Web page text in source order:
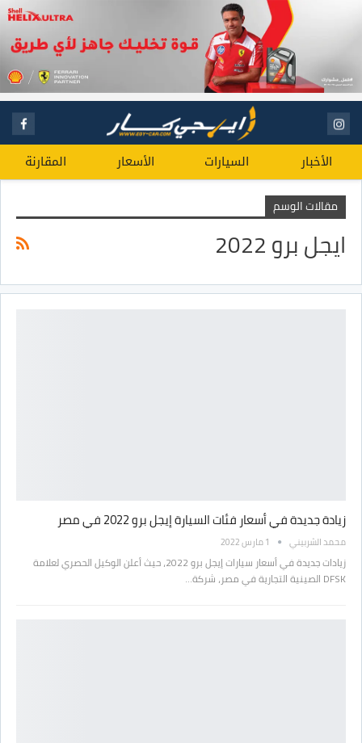
الأخبار السيارات الأسعار المقارنة
مقالات الوسم
ايجل برو 2022
زيادة جديدة في أسعار فئات السيارة إيجل برو 2022 في مصر
محمد الشربيني 1 مارس 2022
زيادات جديدة في أسعار سيارات إيجل برو 2022، حيث أعلن الوكيل الحصري لعلامة
DFSK الصينية التجارية في مصر، شركة…